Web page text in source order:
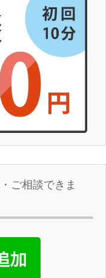
ご相談できま